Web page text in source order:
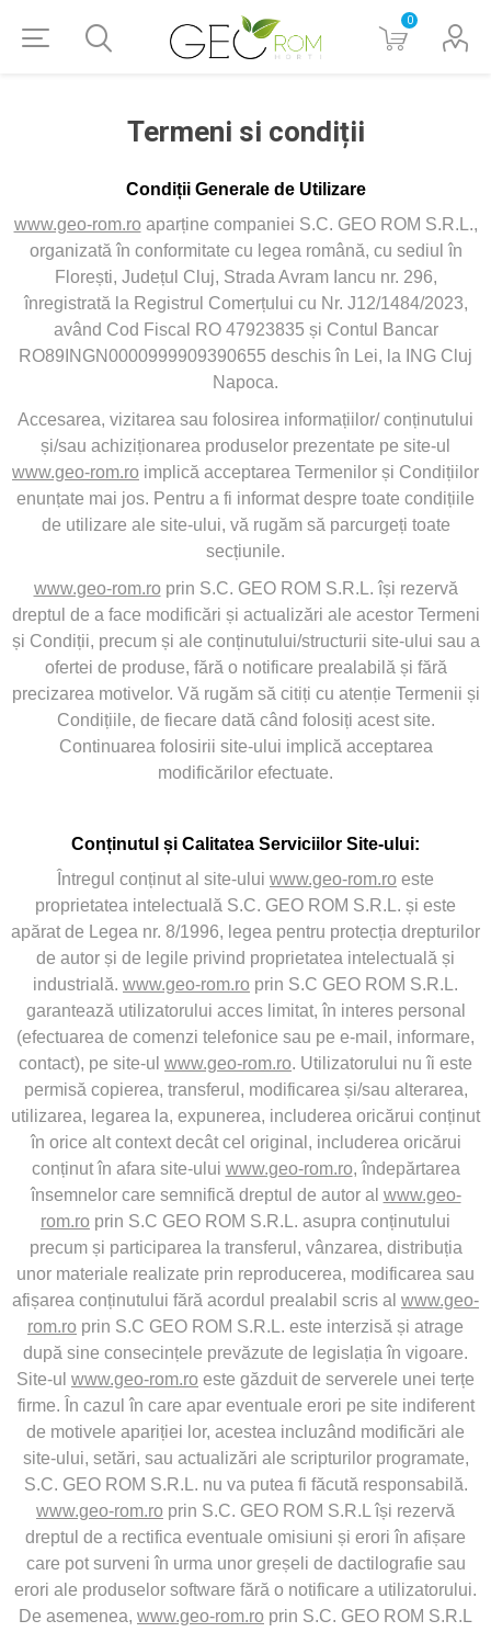
0
Termeni si condiții
Condiții Generale de Utilizare
www.geo-rom.roaparține companiei S.C. GEO ROM S.R.L.,
organizată în conformitate cu legea română, cu sediul în
Florești, Județul Cluj, Strada Avram Iancu nr. 296,
înregistrată la Registrul Comerțului cu Nr. J12/1484/2023,
având Cod Fiscal RO 47923835 și Contul Bancar
RO89INGN0000999909390655 deschis în Lei, la ING Cluj
Napoca.
Accesarea, vizitarea sau folosirea informațiilor/ conținutului
și/sau achiziționarea produselor prezentate pe site-ul
www.geo-rom.ro implică acceptarea Termenilor și Condițiilor
enunțate mai jos. Pentru a fi informat despre toate condițiile
de utilizare ale site-ului, vă rugăm să parcurgeți toate
secțiunile.
www.geo-rom.roprin S.C. GEO ROM S.R.L. își rezervă
dreptul de a face modificări și actualizări ale acestor Termeni
și Condiții, precum și ale conținutului/structurii site-ului sau a
ofertei de produse, fără o notificare prealabilă și fără
precizarea motivelor. Vă rugăm să citiți cu atenție Termenii și
Condițiile, de fiecare dată când folosiți acest site.
Continuarea folosirii site-ului implică acceptarea
modificărilor efectuate.
Conținutul și Calitatea Serviciilor Site-ului:
Întregul conținut al site-ului www.geo-rom.ro este
proprietatea intelectuală S.C. GEO ROM S.R.L. și este
apărat de Legea nr. 8/1996, legea pentru protecția drepturilor
de autor și de legile privind proprietatea intelectuală și
industrială. www.geo-rom.ro prin S.C GEO ROM S.R.L.
garantează utilizatorului acces limitat, în interes personal
(efectuarea de comenzi telefonice sau pe e-mail, informare,
contact), pe site-ul www.geo-rom.ro. Utilizatorului nu îi este
permisă copierea, transferul, modificarea și/sau alterarea,
utilizarea, legarea la, expunerea, includerea oricărui conținut
în orice alt context decât cel original, includerea oricărui
conținut în afara site-ului www.geo-rom.ro, îndepărtarea
însemnelor care semnifică dreptul de autor al www.geo-
rom.ro prin S.C GEO ROM S.R.L. asupra conținutului
precum și participarea la transferul, vânzarea, distribuția
unor materiale realizate prin reproducerea, modificarea sau
afișarea conținutului fără acordul prealabil scris al www.geo-
rom.ro prin S.C GEO ROM S.R.L. este interzisă și atrage
după sine consecințele prevăzute de legislația în vigoare.
Site-ul www.geo-rom.ro este găzduit de serverele unei terțe
firme. În cazul în care apar eventuale erori pe site indiferent
de motivele apariției lor, acestea incluzând modificări ale
site-ului, setări, sau actualizări ale scripturilor programate,
S.C. GEO ROM S.R.L. nu va putea fi făcută responsabilă.
www.geo-rom.ro prin S.C. GEO ROM S.R.L își rezervă
dreptul de a rectifica eventuale omisiuni și erori în afișare
care pot surveni în urma unor greșeli de dactilografie sau
erori ale produselor software fără o notificare a utilizatorului.
De asemenea, www.geo-rom.ro prin S.C. GEO ROM S.R.L